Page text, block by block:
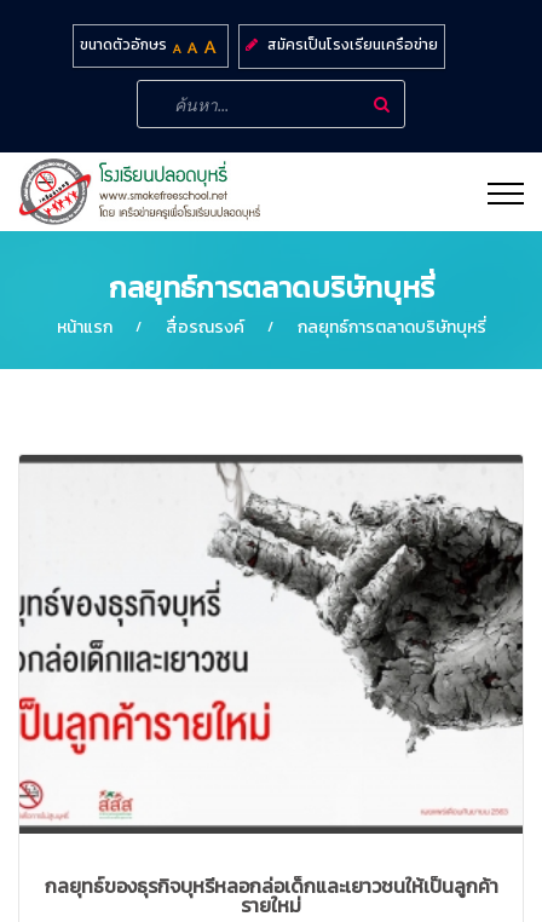
ขนาดตัวอักษร สมัครเป็นโรงเรียนเครือข่าย
กลยุทธ์การตลาดบริษัทบุหรี่
หน้าแรก สื่อรณรงค์ กลยุทธ์การตลาดบริษัทบุหรี่
กลยุทธ์ของธุรกิจบุหรี่หลอกล่อเด็กและเยาวชนให้เป็นลูกค้า
รายใหม่